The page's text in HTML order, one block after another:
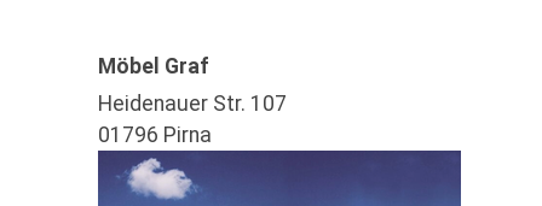
Möbel Graf
Heidenauer Str. 107
01796 Pirna